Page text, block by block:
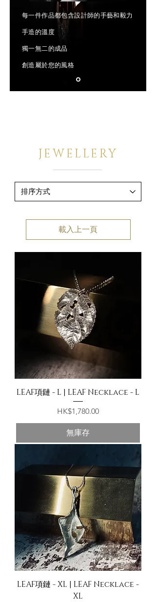
每一件作品都包含設計師的手藝和毅力
手造的溫度
獨一無二的成品
​創造屬於您的風格
JEWELLERY
載入上一頁
LEAF項鏈 - L | LEAF Necklace - L
價格
HK$1,780.00
無庫存
LEAF項鏈 - XL | LEAF Necklace -
XL